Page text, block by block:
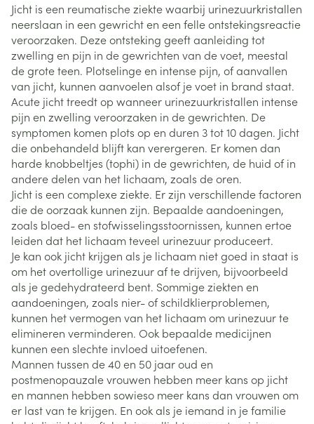
Jicht is een reumatische ziekte waarbij urinezuurkristallen
neerslaan in een gewricht en een felle ontstekingsreactie
veroorzaken. Deze ontsteking geeft aanleiding tot
zwelling en pijn in de gewrichten van de voet, meestal
de grote teen. Plotselinge en intense pijn, of aanvallen
van jicht, kunnen aanvoelen alsof je voet in brand staat.
Acute jicht treedt op wanneer urinezuurkristallen intense
pijn en zwelling veroorzaken in de gewrichten. De
symptomen komen plots op en duren 3 tot 10 dagen. Jicht
die onbehandeld blijft kan verergeren. Er komen dan
harde knobbeltjes (tophi) in de gewrichten, de huid of in
andere delen van het lichaam, zoals de oren.
Jicht is een complexe ziekte. Er zijn verschillende factoren
die de oorzaak kunnen zijn. Bepaalde aandoeningen,
zoals bloed- en stofwisselingsstoornissen, kunnen ertoe
leiden dat het lichaam teveel urinezuur produceert.
Je kan ook jicht krijgen als je lichaam niet goed in staat is
om het overtollige urinezuur af te drijven, bijvoorbeeld
als je gedehydrateerd bent. Sommige ziekten en
aandoeningen, zoals nier- of schildklierproblemen,
kunnen het vermogen van het lichaam om urinezuur te
elimineren verminderen. Ook bepaalde medicijnen
kunnen een slechte invloed uitoefenen.
Mannen tussen de 40 en 50 jaar oud en
postmenopauzale vrouwen hebben meer kans op jicht
en mannen hebben sowieso meer kans dan vrouwen om
er last van te krijgen. En ook als je iemand in je familie